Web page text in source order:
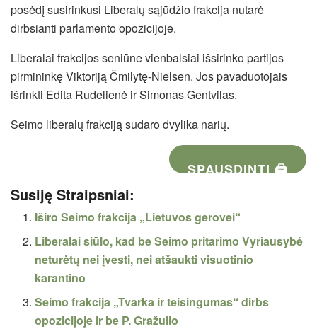
posėdį susirinkusi Liberalų sąjūdžio frakcija nutarė
dirbsianti parlamento opozicijoje.
Liberalai frakcijos seniūne vienbalsiai išsirinko partijos
pirmininkę Viktoriją Čmilytę-Nielsen. Jos pavaduotojais
išrinkti Edita Rudelienė ir Simonas Gentvilas.
Seimo liberalų frakciją sudaro dvylika narių.
SPAUSDINTI 🖨
Susiję Straipsniai:
Iširo Seimo frakcija „Lietuvos gerovei“
Liberalai siūlo, kad be Seimo pritarimo Vyriausybė
neturėtų nei įvesti, nei atšaukti visuotinio
karantino
Seimo frakcija „Tvarka ir teisingumas“ dirbs
opozicijoje ir be P. Gražulio